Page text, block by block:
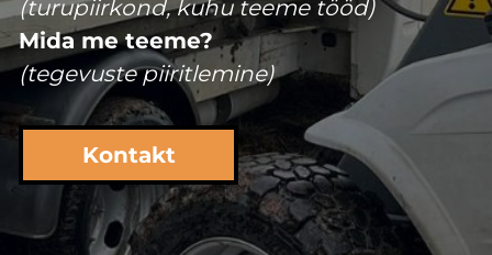
(turupiirkond, kuhu teeme tööd)
Mida me teeme?
(tegevuste piiritlemine)
Kontakt